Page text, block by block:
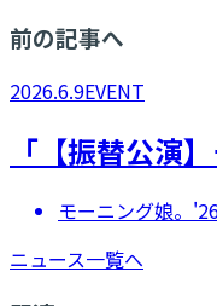
前の記事へ
2026.6.9EVENT
「【振替公演
モーニング娘。
ニュース一覧へ